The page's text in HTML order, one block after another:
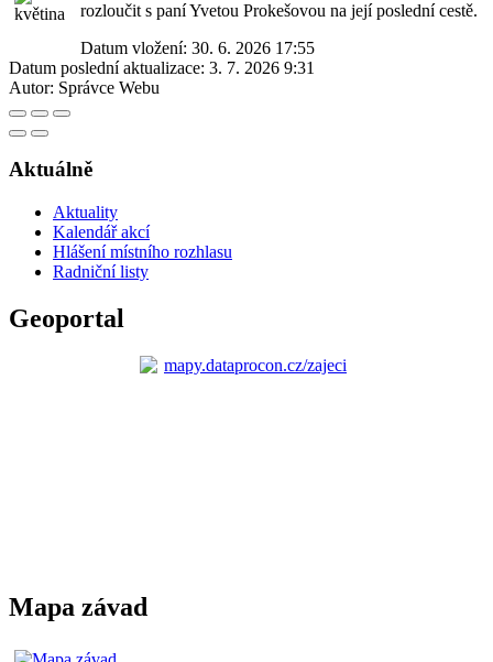
rozloučit s paní Yvetou Prokešovou na její poslední cestě.
Datum vložení: 30. 6. 2026 17:55
Datum poslední aktualizace: 3. 7. 2026 9:31
Autor: Správce Webu
Aktuálně
Aktuality
Kalendář akcí
Hlášení místního rozhlasu
Radniční listy
Geoportal
Mapa závad